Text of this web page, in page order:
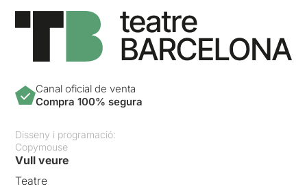
Canal oficial de venta
Compra 100% segura
Disseny i programació:
Copymouse
Vull veure
Teatre